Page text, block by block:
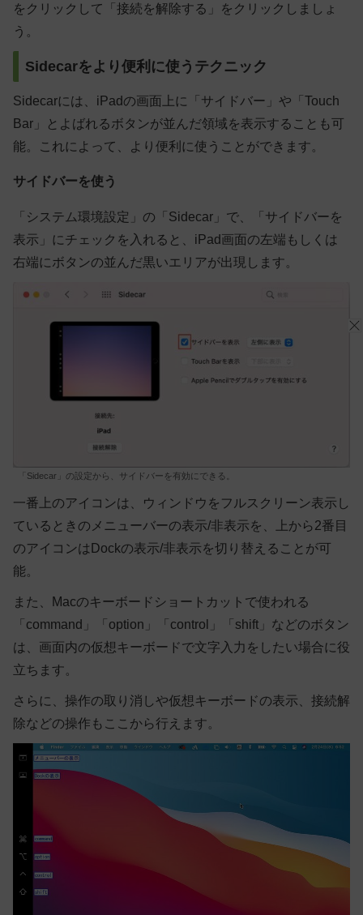
をクリックして「接続を解除する」をクリックしましょ
う。
Sidecarをより便利に使うテクニック
Sidecarには、iPadの画面上に「サイドバー」や「Touch
Bar」とよばれるボタンが並んだ領域を表示することも可
能。これによって、より便利に使うことができます。
サイドバーを使う
「システム環境設定」の「Sidecar」で、「サイドバーを
表示」にチェックを入れると、iPad画面の左端もしくは
右端にボタンの並んだ黒いエリアが出現します。
「Sidecar」の設定から、サイドバーを有効にできる。
一番上のアイコンは、ウィンドウをフルスクリーン表示し
ているときのメニューバーの表示/非表示を、上から2番目
のアイコンはDockの表示/非表示を切り替えることが可
能。
また、Macのキーボードショートカットで使われる
「command」「option」「control」「shift」などのボタン
は、画面内の仮想キーボードで文字入力をしたい場合に役
立ちます。
さらに、操作の取り消しや仮想キーボードの表示、接続解
除などの操作もここから行えます。